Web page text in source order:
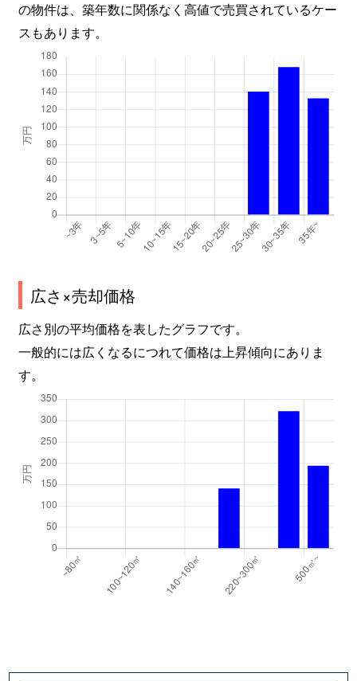
の物件は、築年数に関係なく高値で売買されているケー
スもあります。
広さ×売却価格
広さ別の平均価格を表したグラフです。
一般的には広くなるにつれて価格は上昇傾向にありま
す。